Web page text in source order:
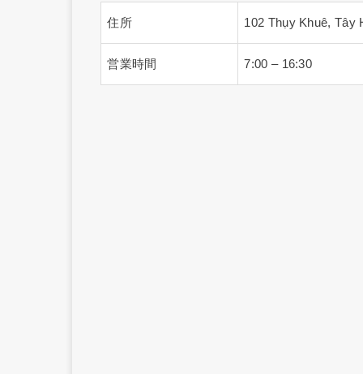
住所 102 Thụy Khuê, Tây
営業時間 7:00 – 16:30